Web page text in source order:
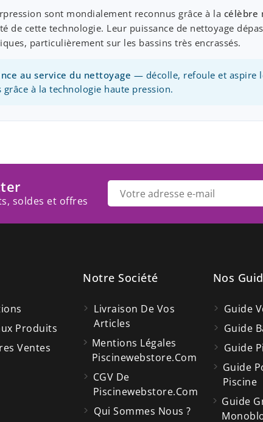
sont mondialement reconnus grâce à la célèbre
de cette technologie. Leur puissance de nettoyage
particulièrement sur les bassins très encrassés.
au service du nettoyage — décolle, refoule et aspire
grâce à la technologie haute pression.
soldes et offres
Produits
Ventes
Notre Société
Livraison De Vos
Articles
Mentions Légales
Piscinewebstore.com
CGV De
Piscinewebstore.com
Qui Sommes Nous ?
Nos
Guide
Guide
Guide
Guide
Piscine
Guide